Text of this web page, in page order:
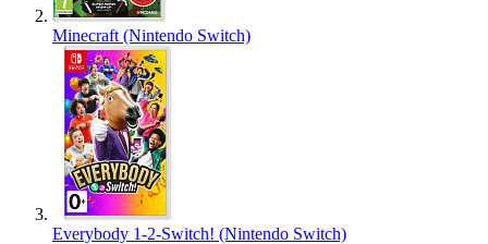
Minecraft (Nintendo Switch)
Everybody 1-2-Switch! (Nintendo Switch)